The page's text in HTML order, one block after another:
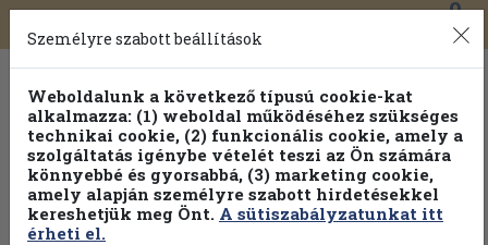
Toggle
navigation
0
Személyre szabott beállítások
Weboldalunk a következő típusú cookie-kat
alkalmazza: (1) weboldal működéséhez szükséges
technikai cookie, (2) funkcionális cookie, amely a
szolgáltatás igénybe vételét teszi az Ön számára
könnyebbé és gyorsabbá, (3) marketing cookie,
amely alapján személyre szabott hirdetésekkel
kereshetjük meg Önt. A sütiszabályzatunkat itt
érheti el.